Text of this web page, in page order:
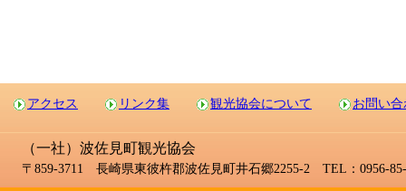
アクセス リンク集 観光協会について お問い
（一社）波佐見町観光協会
〒859-3711 長崎県東彼杵郡波佐見町井石郷2255-2 TEL：0956-